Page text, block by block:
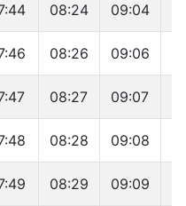
08:24 09:04
08:26 09:06
08:27 09:07
08:28 09:08
08:29 09:09